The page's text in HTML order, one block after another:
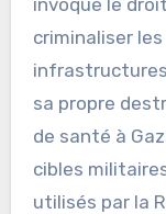
criminaliser
sa propre
de santé à
cibles
utilisés par la